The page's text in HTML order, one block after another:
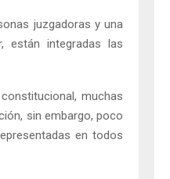
juzgadoras y una
están integradas las
muchas
sin embargo, poco
en todos